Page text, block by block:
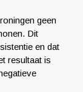
geen
Dit
en dat
resultaat is